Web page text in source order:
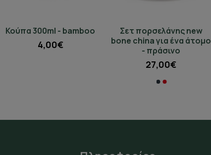
Κούπα 300ml - bamboo
4,00€
Σετ πορσελάνης new
bone china για ένα άτομο
- πράσινο
27,00€
Assam FTGFOP1
Mangalam μαύρο τσάι
Ινδίας (Champion)
Μαντεμένια τσαγιέρα
695ml - πορτοκαλί
65,50€